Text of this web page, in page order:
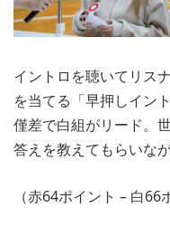
イントロを聴いてリス
を当てる「早押しイン
僅差で白組がリード。
答えを教えてもらいな
（赤64ポイント – 白66